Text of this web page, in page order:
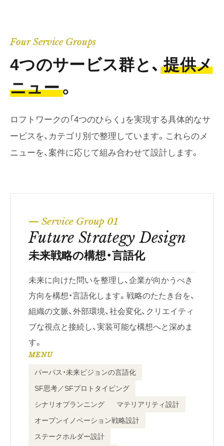
Four Service Groups
4つのサービス群と、提供メ
ニュー。
ロフトワークの「4つのひらく」を実現する具体的なサ
ービスを、カテゴリ別で整理しています。これらのメ
ニューを、案件に応じて組み合わせて設計します。
— Service Group 01
Future Strategy Design
未来戦略の構想・言語化
未来に向けた問いを整理し、企業が向かうべき
方向を構想・言語化します。戦略のたたき台を、
組織の文脈、外部環境、社会変化、クリエイティ
ブな視点と接続し、実装可能な構想へと深めま
す。
MENU
パーパス・未来ビジョンの言語化
SF思考／SFプロトタイピング
シナリオプランニング
マテリアリティ設計
オープンイノベーション戦略設計
ステークホルダー設計